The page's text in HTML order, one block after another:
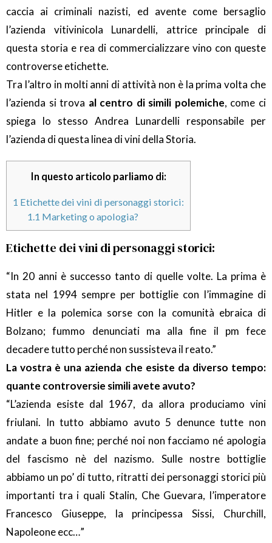
caccia ai criminali nazisti, ed avente come bersaglio
l’azienda vitivinicola Lunardelli, attrice principale di
questa storia e rea di commercializzare vino con queste
controverse etichette.
Tra l’altro in molti anni di attività non è la prima volta che
l’azienda si trova al centro di simili polemiche, come ci
spiega lo stesso Andrea Lunardelli responsabile per
l’azienda di questa linea di vini della Storia.
In questo articolo parliamo di:
1 Etichette dei vini di personaggi storici:
1.1 Marketing o apologia?
Etichette dei vini di personaggi storici:
“In 20 anni è successo tanto di quelle volte. La prima è
stata nel 1994 sempre per bottiglie con l’immagine di
Hitler e la polemica sorse con la comunità ebraica di
Bolzano; fummo denunciati ma alla fine il pm fece
decadere tutto perché non sussisteva il reato.”
La vostra è una azienda che esiste da diverso tempo:
quante controversie simili avete avuto?
“L’azienda esiste dal 1967, da allora produciamo vini
friulani. In tutto abbiamo avuto 5 denunce tutte non
andate a buon fine; perché noi non facciamo né apologia
del fascismo nè del nazismo. Sulle nostre bottiglie
abbiamo un po’ di tutto, ritratti dei personaggi storici più
importanti tra i quali Stalin, Che Guevara, l’imperatore
Francesco Giuseppe, la principessa Sissi, Churchill,
Napoleone ecc…”